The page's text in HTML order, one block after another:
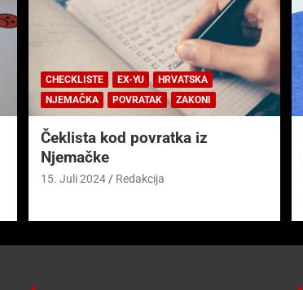
CHECKLISTE EX-YU
HRVATSKA
NJEMAČKA
POVRATAK ZAKONI
Čeklista kod povratka iz
Njemačke
15. Juli 2024 Redakcija